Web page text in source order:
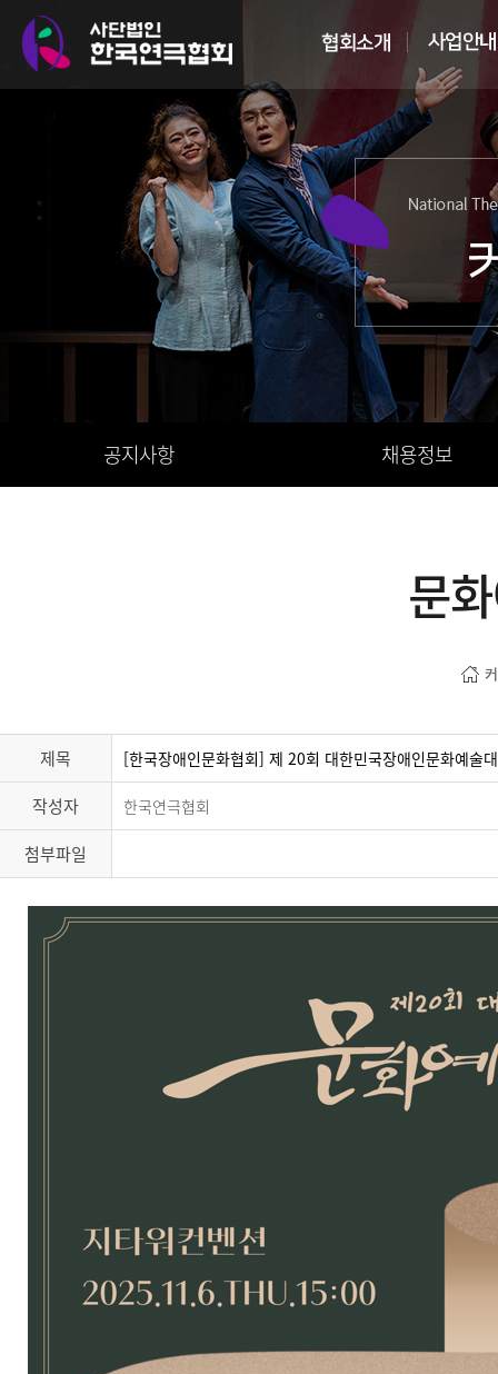
공지사항 채용정보
문
제목 [한국장애인문화협회] 제 20회 대한민국장애인문화예술
작성자 한국연극협회
첨부파일